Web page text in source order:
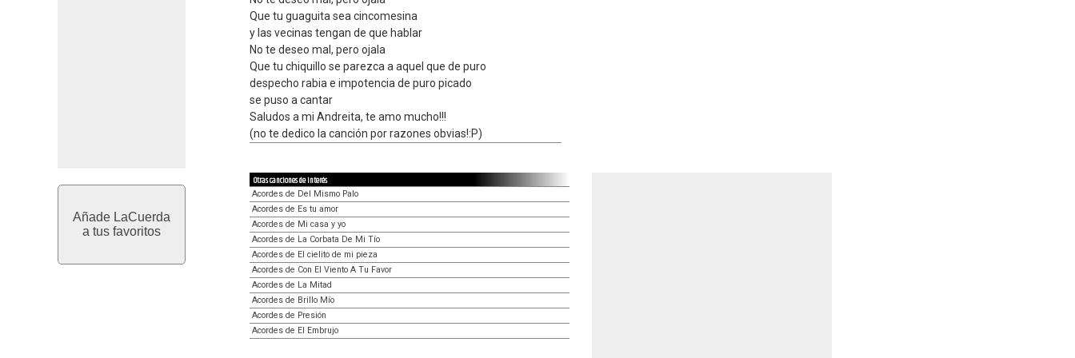
Añade LaCuerda
a tus favoritos
Que tu guaguita sea cincomesina
y las vecinas tengan de que hablar
No te deseo mal, pero ojala
Que tu chiquillo se parezca a aquel que de puro
despecho rabia e impotencia de puro picado
se puso a cantar
Saludos a mi Andreita, te amo mucho!!!
(no te dedico la canción por razones obvias!:P)
Otras canciones de interés
Acordes de Del Mismo Palo
Acordes de Es tu amor
Acordes de Mi casa y yo
Acordes de La Corbata De Mi Tío
Acordes de El cielito de mi pieza
Acordes de Con El Viento A Tu Favor
Acordes de La Mitad
Acordes de Brillo Mío
Acordes de Presión
Acordes de El Embrujo